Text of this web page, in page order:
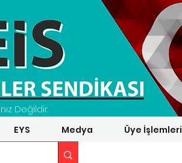
Değildir.
EYS Medya Üye İşlemleri